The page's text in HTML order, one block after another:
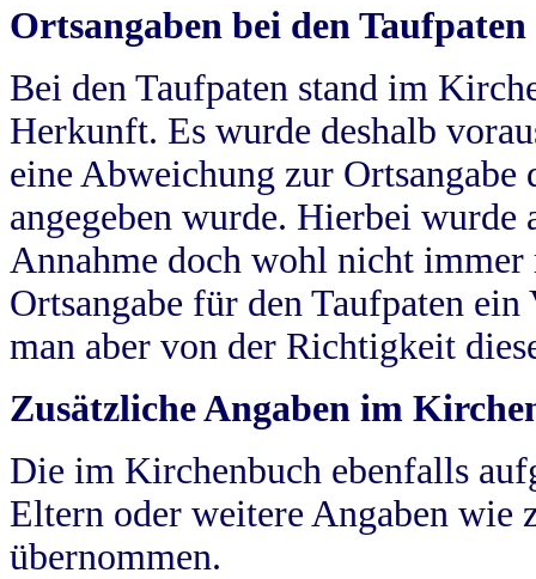
Ortsangaben bei den Taufpaten
Bei den Taufpaten stand im
Herkunft. Es wurde deshalb
eine Abweichung zur
angegeben wurde. Hierbei wurde
Annahme doch wohl nicht
Ortsangabe für den Taufpaten
man aber von der Richtigkeit
Zusätzliche Angaben im
Die im Kirchenbuch ebenfalls
Eltern oder weitere Angaben wie
übernommen.